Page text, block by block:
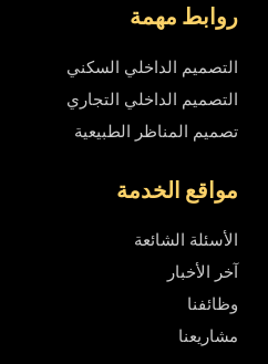
روابط مهمة
التصميم الداخلي السكني
التصميم الداخلي التجاري
تصميم المناظر الطبيعية
مواقع الخدمة
الأسئلة الشائعة
آخر الأخبار
وظائفنا
مشاريعنا